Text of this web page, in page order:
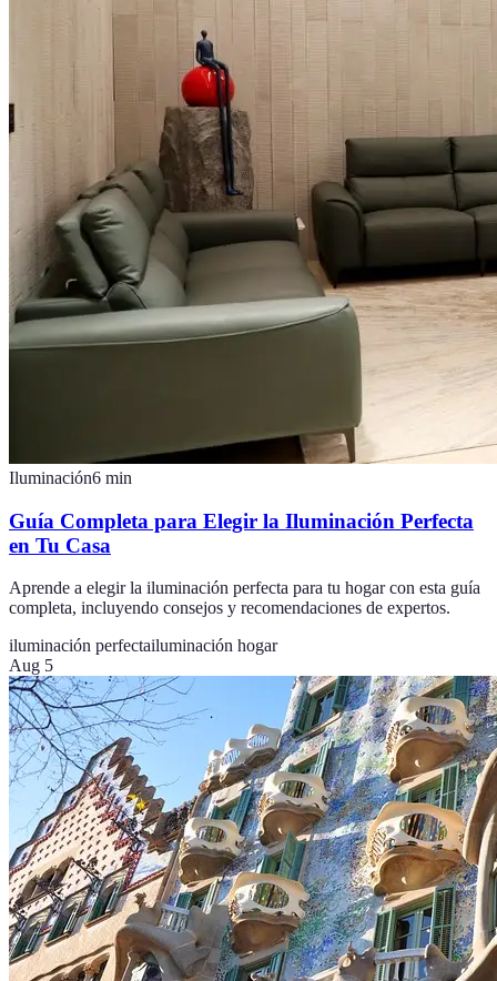
Iluminación6 min
Guía Completa para Elegir la Iluminación Perfecta
en Tu Casa
Aprende a elegir la iluminación perfecta para tu hogar con esta guía
completa, incluyendo consejos y recomendaciones de expertos.
iluminación perfectailuminación hogar
Aug 5